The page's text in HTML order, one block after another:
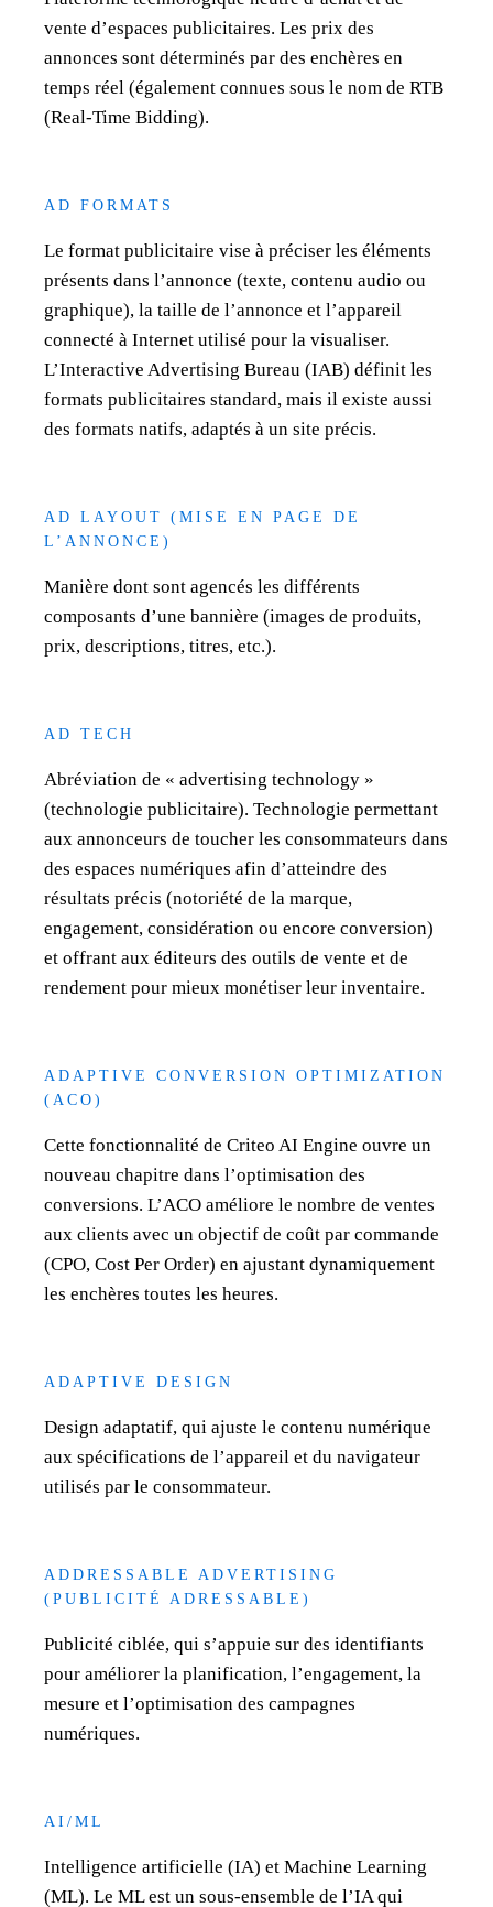
vente d’espaces publicitaires. Les prix des
annonces sont déterminés par des enchères en
temps réel (également connues sous le nom de RTB
(Real-Time Bidding).
AD FORMATS
Le format publicitaire vise à préciser les éléments
présents dans l’annonce (texte, contenu audio ou
graphique), la taille de l’annonce et l’appareil
connecté à Internet utilisé pour la visualiser.
L’Interactive Advertising Bureau (IAB) définit les
formats publicitaires standard, mais il existe aussi
des formats natifs, adaptés à un site précis.
AD LAYOUT (MISE EN PAGE DE
L’ANNONCE)
Manière dont sont agencés les différents
composants d’une bannière (images de produits,
prix, descriptions, titres, etc.).
AD TECH
Abréviation de « advertising technology »
(technologie publicitaire). Technologie permettant
aux annonceurs de toucher les consommateurs dans
des espaces numériques afin d’atteindre des
résultats précis (notoriété de la marque,
engagement, considération ou encore conversion)
et offrant aux éditeurs des outils de vente et de
rendement pour mieux monétiser leur inventaire.
ADAPTIVE CONVERSION OPTIMIZATION
(ACO)
Cette fonctionnalité de Criteo AI Engine ouvre un
nouveau chapitre dans l’optimisation des
conversions. L’ACO améliore le nombre de ventes
aux clients avec un objectif de coût par commande
(CPO, Cost Per Order) en ajustant dynamiquement
les enchères toutes les heures.
ADAPTIVE DESIGN
Design adaptatif, qui ajuste le contenu numérique
aux spécifications de l’appareil et du navigateur
utilisés par le consommateur.
ADDRESSABLE ADVERTISING
(PUBLICITÉ ADRESSABLE)
Publicité ciblée, qui s’appuie sur des identifiants
pour améliorer la planification, l’engagement, la
mesure et l’optimisation des campagnes
numériques.
AI/ML
Intelligence artificielle (IA) et Machine Learning
(ML). Le ML est un sous-ensemble de l’IA qui